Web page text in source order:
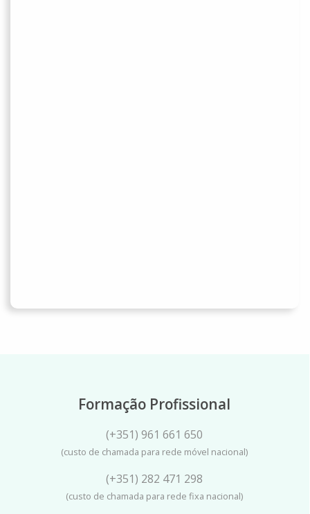
Formação Profissional
(+351) 961 661 650
(custo de chamada para rede móvel nacional)
(+351) 282 471 298
(custo de chamada para rede fixa nacional)